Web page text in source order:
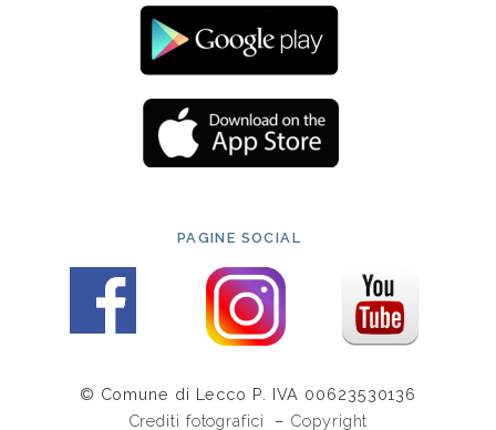
PAGINE SOCIAL
© Comune di Lecco P. IVA 00623530136
Crediti fotografici
– Copyright